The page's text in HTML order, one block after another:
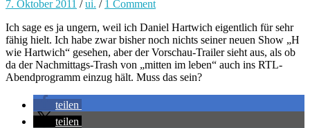
7. Oktober 2011 /ui. / 1 Comment
Ich sage es ja ungern, weil ich Daniel Hartwich eigentlich für sehr
fähig hielt. Ich habe zwar bisher noch nichts seiner neuen Show „H
wie Hartwich“ gesehen, aber der Vorschau-Trailer sieht aus, als ob
da der Nachmittags-Trash von „mitten im leben“ auch ins RTL-
Abendprogramm einzug hält. Muss das sein?
teilen
teilen